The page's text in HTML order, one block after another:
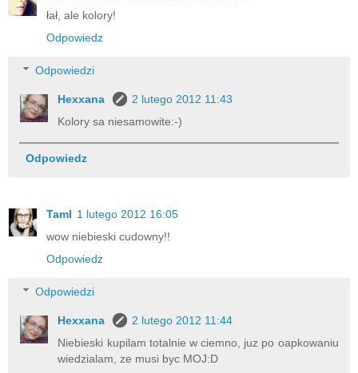
łał, ale kolory!
Odpowiedz
Odpowiedzi
Hexxana
2 lutego 2012 11:43
Kolory sa niesamowite:-)
Odpowiedz
Taml 1 lutego 2012 16:05
wow niebieski cudowny!!
Odpowiedz
Odpowiedzi
Hexxana
2 lutego 2012 11:44
Niebieski kupilam totalnie w ciemno, juz po oapkowaniu
wiedzialam, ze musi byc MOJ:D